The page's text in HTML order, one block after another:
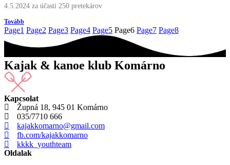
4.5.2024 za účasti 250 pretekárov
Tovább
Page1 Page2 Page3 Page4 Page5 Page6 Page7 Page8
Kajak & kanoe klub Komárno
Kapcsolat
Župná 18, 945 01 Komárno
035/7710 666
kajakkomarno@gmail.com
fb.com/kajakkomarno
kkkk_youthteam
Oldalak